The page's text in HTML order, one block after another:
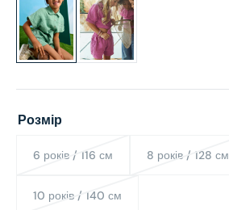
Розмір
6 років / 116 см
Variant
out
8 років / 128 см
Variant
10 років / 140 см
Variant